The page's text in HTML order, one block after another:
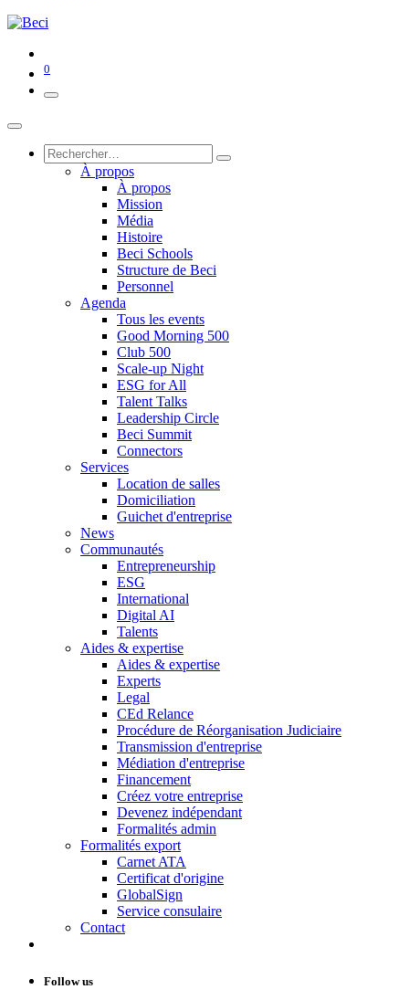
0
À propos
À propos
Mission
Média
Histoire
Beci Schools
Structure de Beci
Personnel
Agenda
Tous les events
Good Morning 500
Club 500
Scale-up Night
ESG for All
Talent Talks
Leadership Circle
Beci Summit
Connectors
Services
Location de salles
Domiciliation
Guichet d'entreprise
News
Communautés
Entrepreneurship
ESG
International
Digital AI
Talents
Aides & expertise
Aides & expertise
Experts
Legal
CEd Relance
Procédure de Réorganisation Judiciaire
Transmission d'entreprise
Médiation d'entreprise
Financement
Créez votre entreprise
Devenez indépendant
Formalités admin
Formalités export
Carnet ATA
Certificat d'origine
GlobalSign
Service consulaire
Contact
Follow us